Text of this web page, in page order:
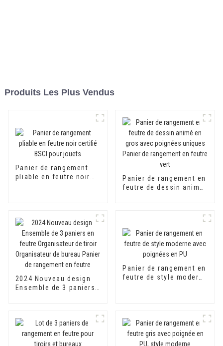
Produits Les Plus Vendus
Panier de rangement
pliable en feutre noir
Panier de rangement en
feutre de dessin animé
2024 Nouveau design
Ensemble de 3 paniers
rangement en feutre
Panier de rangement en
feutre de style moderne